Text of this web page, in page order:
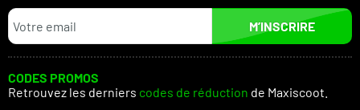
M’INSCRIRE
CODES PROMOS
Retrouvez les derniers codes de réduction de Maxiscoot.